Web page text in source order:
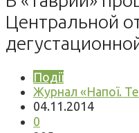
Центральной
Події
Журнал «Напої.
04.11.2014
0